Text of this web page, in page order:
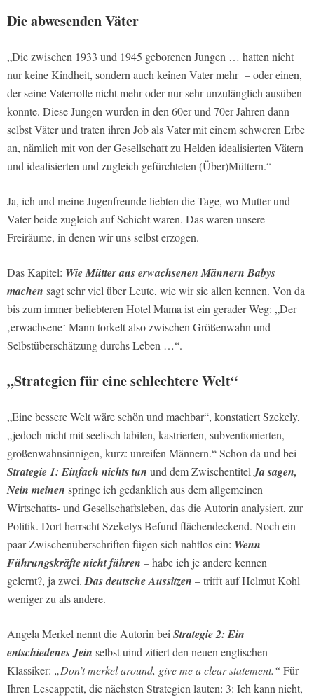
Die abwesenden Väter
„Die zwischen 1933 und 1945 geborenen Jungen … hatten nicht
nur keine Kindheit, sondern auch keinen Vater mehr – oder einen,
der seine Vaterrolle nicht mehr oder nur sehr unzulänglich ausüben
konnte. Diese Jungen wurden in den 60er und 70er Jahren dann
selbst Väter und traten ihren Job als Vater mit einem schweren Erbe
an, nämlich mit von der Gesellschaft zu Helden idealisierten Vätern
und idealisierten und zugleich gefürchteten (Über)Müttern.“
Ja, ich und meine Jugenfreunde liebten die Tage, wo Mutter und
Vater beide zugleich auf Schicht waren. Das waren unsere
Freiräume, in denen wir uns selbst erzogen.
Das Kapitel: Wie Mütter aus erwachsenen Männern Babys
machen sagt sehr viel über Leute, wie wir sie allen kennen. Von da
bis zum immer beliebteren Hotel Mama ist ein gerader Weg: „Der
‚erwachsene‘ Mann torkelt also zwischen Größenwahn und
Selbstüberschätzung durchs Leben …“.
„Strategien für eine schlechtere Welt“
„Eine bessere Welt wäre schön und machbar“, konstatiert Szekely,
„jedoch nicht mit seelisch labilen, kastrierten, subventionierten,
größenwahnsinnigen, kurz: unreifen Männern.“ Schon da und bei
Strategie 1: Einfach nichts tun und dem Zwischentitel Ja sagen,
Nein meinen springe ich gedanklich aus dem allgemeinen
Wirtschafts- und Gesellschaftsleben, das die Autorin analysiert, zur
Politik. Dort herrscht Szekelys Befund flächendeckend. Noch ein
paar Zwischenüberschriften fügen sich nahtlos ein: Wenn
Führungskräfte nicht führen – habe ich je andere kennen
gelernt?, ja zwei. Das deutsche Aussitzen – trifft auf Helmut Kohl
weniger zu als andere.
Angela Merkel nennt die Autorin bei Strategie 2: Ein
entschiedenes Jein selbst uind zitiert den neuen englischen
Klassiker: „Don’t merkel around, give me a clear statement.“ Für
Ihren Leseappetit, die nächsten Strategien lauten: 3: Ich kann nicht,